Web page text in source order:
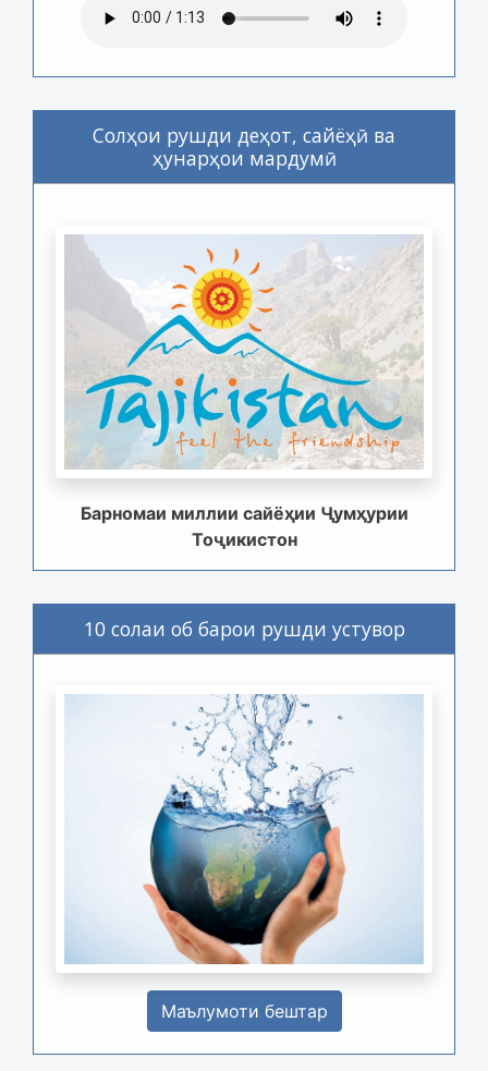
Солҳои рушди деҳот, сайёҳӣ ва
ҳунарҳои мардумӣ
Барномаи миллии сайёҳии Ҷумҳурии
Тоҷикистон
10 солаи об барои рушди устувор
Маълумоти бештар